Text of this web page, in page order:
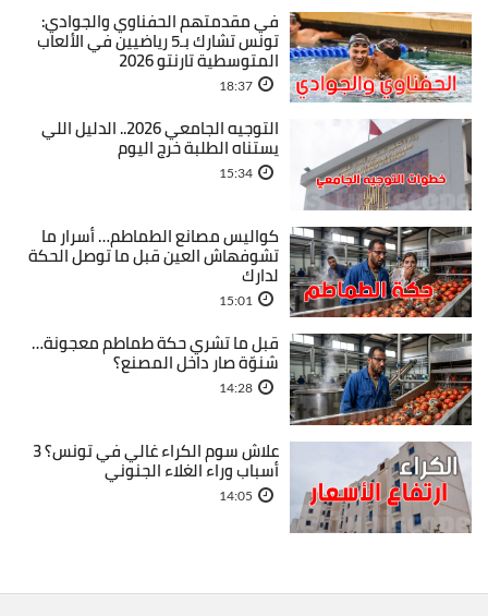
في مقدمتهم الحفناوي والجوادي:
تونس تشارك بـ5 رياضيين في الألعاب
المتوسطية تارنتو 2026
18:37
التوجيه الجامعي 2026.. الدليل اللي
يستناه الطلبة خرج اليوم
15:34
كواليس مصانع الطماطم… أسرار ما
تشوفهاش العين قبل ما توصل الحكة
لدارك
15:01
قبل ما تشري حكة طماطم معجونة…
شنوّة صار داخل المصنع؟
14:28
علاش سوم الكراء غالي في تونس؟ 3
أسباب وراء الغلاء الجنوني
14:05